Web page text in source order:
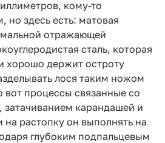
кому-то
здесь есть: матовая
отражающей
сталь, которая
хорошо держит остроту
лося таким ножом
вот процессы связанные со
карандашей и
на растопку он выполнять на
глубоким подпальцевым